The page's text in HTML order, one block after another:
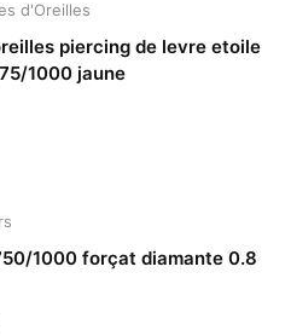
d'Oreilles
piercing de levre etoile
1000 jaune
1000 forçat diamante 0.8